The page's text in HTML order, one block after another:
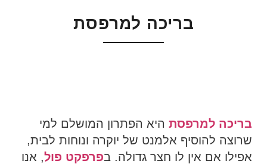
בריכה למרפסת
בריכה למרפסת היא הפתרון המושלם למי
שרוצה להוסיף אלמנט של יוקרה ונוחות לבית,
אפילו אם אין לו חצר גדולה. בפרפקט פול, אנו